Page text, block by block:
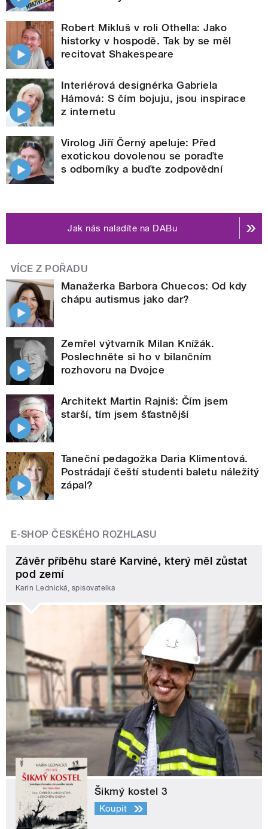
Robert Mikluš v roli Othella: Jako
historky v hospodě. Tak by se měl
recitovat Shakespeare
Interiérová designérka Gabriela
Hámová: S čím bojuju, jsou inspirace
z internetu
Virolog Jiří Černý apeluje: Před
exotickou dovolenou se poraďte
s odborníky a buďte zodpovědní
Jak nás naladíte na DABu
VÍCE Z POŘADU
Manažerka Barbora Chuecos: Od kdy
chápu autismus jako dar?
Zemřel výtvarník Milan Knížák.
Poslechněte si ho v bilančním
rozhovoru na Dvojce
Architekt Martin Rajniš: Čím jsem
starší, tím jsem šťastnější
Taneční pedagožka Daria Klimentová.
Postrádají čeští studenti baletu náležitý
zápal?
E-SHOP ČESKÉHO ROZHLASU
Závěr příběhu staré Karviné, který měl zůstat
pod zemí
Karin Lednická, spisovatelka
Šikmý kostel 3
Koupit